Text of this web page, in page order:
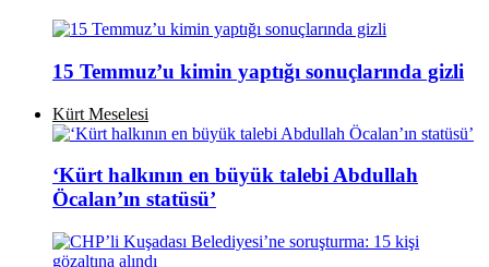
15 Temmuz’u kimin yaptığı sonuçlarında gizli
Kürt Meselesi
‘Kürt halkının en büyük talebi Abdullah
Öcalan’ın statüsü’